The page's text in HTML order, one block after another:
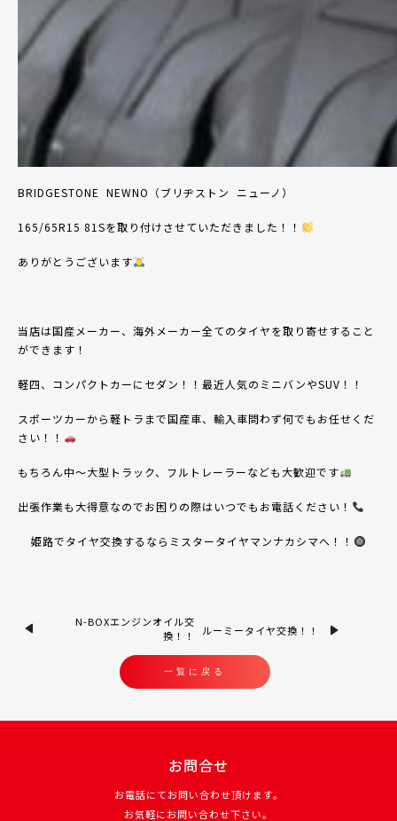
BRIDGESTONE NEWNO （ブリヂストン ニューノ）
165/65R15 81Sを取り付けさせていただきました！！
ありがとうございます
当店は国産メーカー、海外メーカー全てのタイヤを取り寄せすること
ができます！
軽四、コンパクトカーにセダン！！最近人気のミニバンやSUV ！！
スポーツカーから軽トラまで国産車、輸入車問わず何でもお任せくだ
さい！！
もちろん中〜大型トラック、フルトレーラーなども大歓迎です
出張作業も大得意なのでお困りの際はいつでもお電話ください！
姫路でタイヤ交換するならミスタータイヤマンナカシマへ！！
N-BOXエンジンオイル交
換！！
一覧に戻る
ルーミータイヤ交換！！
お問合せ
お電話にてお問い合わせ頂けます。
お気軽にお問い合わせ下さい。